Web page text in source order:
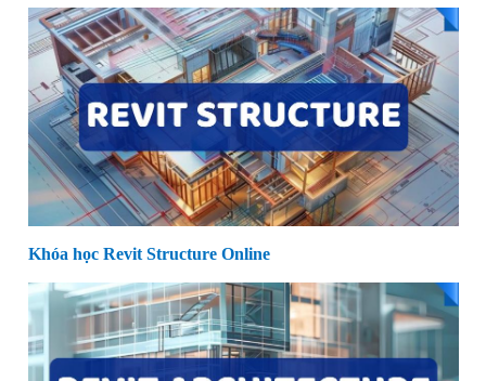
Khóa học Revit Structure Online